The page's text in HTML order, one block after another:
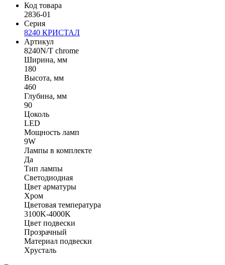
Код товара
2836-01
Серия
8240 КРИСТАЛ
Артикул
8240N/T chrome
Ширина, мм
180
Высота, мм
460
Глубина, мм
90
Цоколь
LED
Мощность ламп
9W
Лампы в комплекте
Да
Тип лампы
Светодиодная
Цвет арматуры
Хром
Цветовая температура
3100K-4000K
Цвет подвески
Прозрачный
Материал подвески
Хрусталь